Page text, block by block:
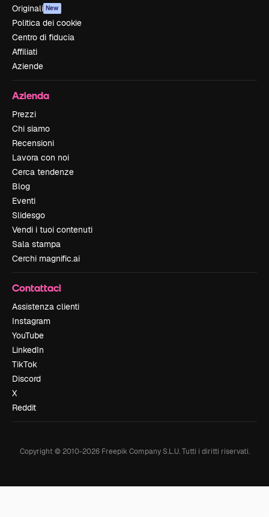
Originali New
Politica dei cookie
Centro di fiducia
Affiliati
Aziende
Azienda
Prezzi
Chi siamo
Recensioni
Lavora con noi
Cerca tendenze
Blog
Eventi
Slidesgo
Vendi i tuoi contenuti
Sala stampa
Cerchi magnific.ai
Contattaci
Assistenza clienti
Instagram
YouTube
LinkedIn
TikTok
Discord
X
Reddit
Copyright © 2010-2026Freepik Company S.L.U. Tutti i diritti riservati.